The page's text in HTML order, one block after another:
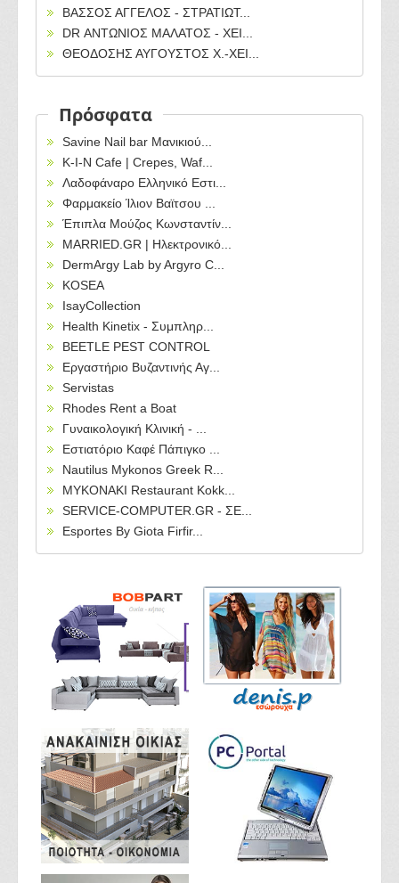
ΒΑΣΣΟΣ ΑΓΓΕΛΟΣ - ΣΤΡΑΤΙΩΤ...
DR ΑΝΤΩΝΙΟΣ ΜΑΛΑΤΟΣ - ΧΕΙ...
ΘΕΟΔΟΣΗΣ ΑΥΓΟΥΣΤΟΣ Χ.-ΧΕΙ...
Πρόσφατα
Savine Nail bar Μανικιού...
Κ-Ι-Ν Cafe | Crepes, Waf...
Λαδοφάναρο Ελληνικό Εστι...
Φαρμακείο Ίλιον Βαϊτσου ...
Έπιπλα Μούζος Κωνσταντίν...
MARRIED.GR | Ηλεκτρονικό...
DermArgy Lab by Argyro C...
KOSEA
IsayCollection
Health Kinetix - Συμπληρ...
BEETLE PEST CONTROL
Εργαστήριο Βυζαντινής Αγ...
Servistas
Rhodes Rent a Boat
Γυναικολογική Κλινική - ...
Εστιατόριο Καφέ Πάπιγκο ...
Nautilus Mykonos Greek R...
MYKONAKI Restaurant Kokk...
SERVICE-COMPUTER.GR - ΣΕ...
Esportes By Giota Firfir...